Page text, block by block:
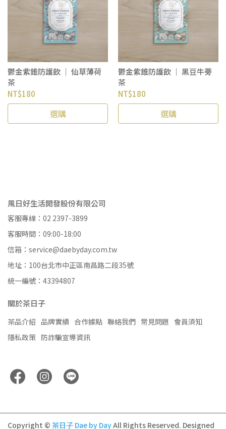
鬱金紫錐防護飲 ｜ 仙草薄荷
茶
NT$180
選購
鬱金紫錐防護飲 ｜ 黑豆牛蒡
茶
NT$180
選購
風日好生活開發股份有限公司
客服專線：02 2397-3899
客服時間：09:00-18:00
信箱：service@daebyday.com.tw
地址：100台北市中正區南昌路二段35號
統一編號：43394807
關於茶日子
茶品介紹 品牌實績 合作據點 聯絡我們 常見問題 會員須知
隱私政策 防詐騙宣導資訊
Copyright © 茶日子 Dae by DayAll Rights Reserved. Designed